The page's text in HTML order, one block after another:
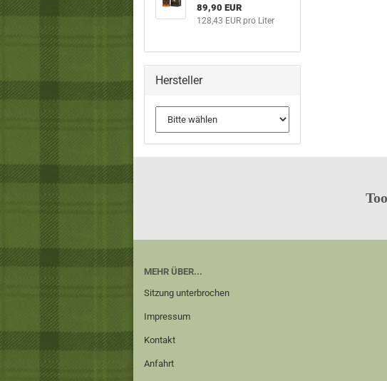
89,90 EUR
128,43 EUR pro Liter
Hersteller
MEHR ÜBER...
Sitzung unterbrochen
Impressum
Kontakt
Anfahrt